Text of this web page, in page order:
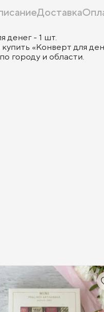
Доставка
денег - 1 шт.
«Конверт для
городу и области.